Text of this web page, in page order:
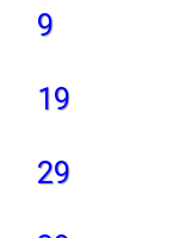
9
19
29